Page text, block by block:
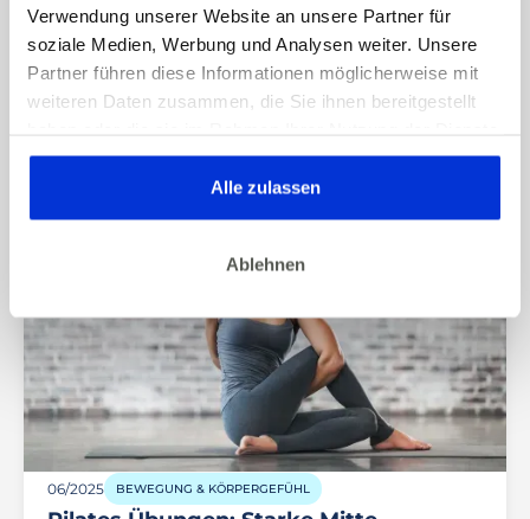
Verwendung unserer Website an unsere Partner für
soziale Medien, Werbung und Analysen weiter. Unsere
Partner führen diese Informationen möglicherweise mit
weiteren Daten zusammen, die Sie ihnen bereitgestellt
gesammelt haben. Dies gilt auch für Gesundheitsdaten,
die gegebenenfalls für die Kursdurchführung erhoben
werden.
Alle zulassen
Ablehnen
Beckenbodentraining für Männer – Die
unterschätzte Kraftquelle für Potenz,
Kontrolle und Wohlbefinden
06/2025 BEWEGUNG & KÖRPERGEFÜHL